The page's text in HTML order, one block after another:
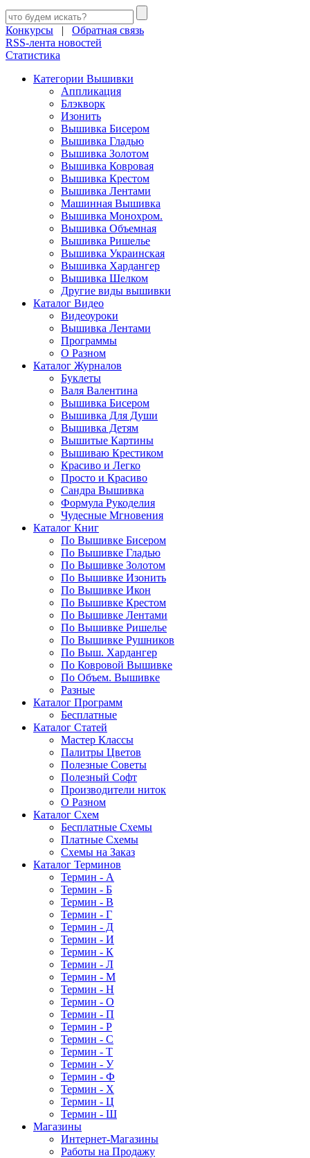
Конкурсы | Обратная связь
RSS-лента новостей
Статистика
Категории Вышивки
Аппликация
Блэкворк
Изонить
Вышивка Бисером
Вышивка Гладью
Вышивка Золотом
Вышивка Ковровая
Вышивка Крестом
Вышивка Лентами
Машинная Вышивка
Вышивка Монохром.
Вышивка Объемная
Вышивка Ришелье
Вышивка Украинская
Вышивка Хардангер
Вышивка Шелком
Другие виды вышивки
Каталог Видео
Видеоуроки
Вышивка Лентами
Программы
О Разном
Каталог Журналов
Буклеты
Валя Валентина
Вышивка Бисером
Вышивка Для Души
Вышивка Детям
Вышитые Картины
Вышиваю Крестиком
Красиво и Легко
Просто и Красиво
Сандра Вышивка
Формула Рукоделия
Чудесные Мгновения
Каталог Книг
По Вышивке Бисером
По Вышивке Гладью
По Вышивке Золотом
По Вышивке Изонить
По Вышивке Икон
По Вышивке Крестом
По Вышивке Лентами
По Вышивке Ришелье
По Вышивке Рушников
По Выш. Хардангер
По Ковровой Вышивке
По Объем. Вышивке
Разные
Каталог Программ
Бесплатные
Каталог Статей
Мастер Классы
Палитры Цветов
Полезные Советы
Полезный Софт
Производители ниток
О Разном
Каталог Схем
Бесплатные Схемы
Платные Схемы
Схемы на Заказ
Каталог Терминов
Термин - А
Термин - Б
Термин - В
Термин - Г
Термин - Д
Термин - И
Термин - К
Термин - Л
Термин - М
Термин - Н
Термин - О
Термин - П
Термин - Р
Термин - С
Термин - Т
Термин - У
Термин - Ф
Термин - Х
Термин - Ц
Термин - Ш
Магазины
Интернет-Магазины
Работы на Продажу